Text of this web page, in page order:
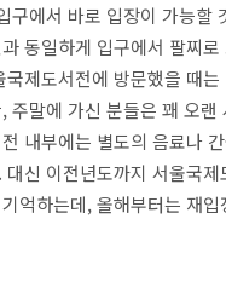
구에서 바로 입장이 가능할
동일하게 입구에서 팔찌로
국제도서전에 방문했을 때
주말에 가신 분들은 꽤 오랜
내부에는 별도의 음료나
대신 이전년도까지 서울국제
억하는데, 올해부터는 재입